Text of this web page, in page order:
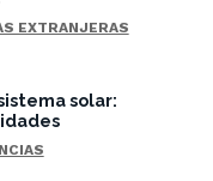
EXTRANJERAS
solar: